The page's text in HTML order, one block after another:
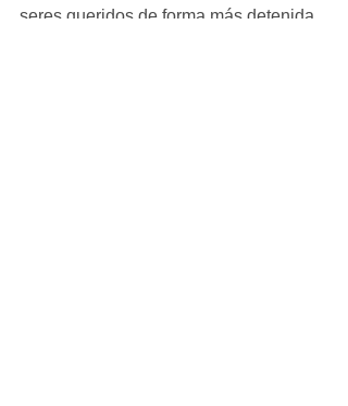
seres queridos de forma más detenida